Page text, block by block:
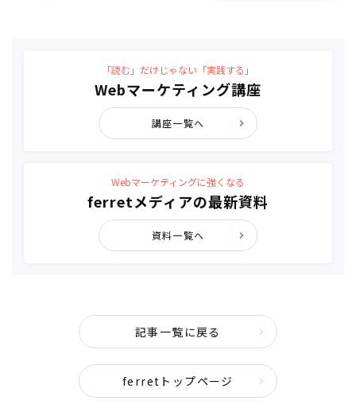
「読む」だけじゃない「実践する」
Webマーケティング講座
講座一覧へ
Webマーケティングに強くなる
ferretメディアの最新資料
資料一覧へ
記事一覧に戻る
ferretトップページ